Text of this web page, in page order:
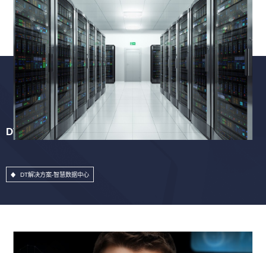
DT解决方案-智慧数据中心
DT解决方案-智慧数据中心